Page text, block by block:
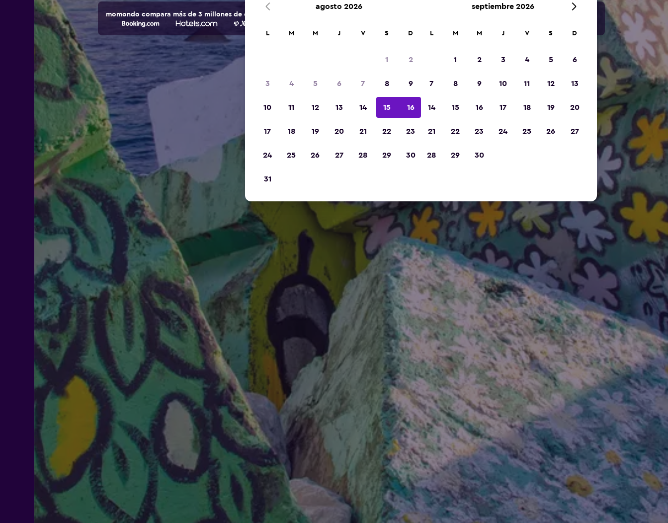
momondo compara más de 3 millones de opciones de hoteles y alojamientos.
agosto 2026
L M M J V S D
1 2
3 4 5 6 7 8 9
10 11 12 13 14 15 16
17 18 19 20 21 22 23
24 25 26 27 28 29 30
31
septiembre 2026
L M M J V S D
1 2 3 4 5 6
7 8 9 10 11 12 13
14 15 16 17 18 19 20
21 22 23 24 25 26 27
28 29 30